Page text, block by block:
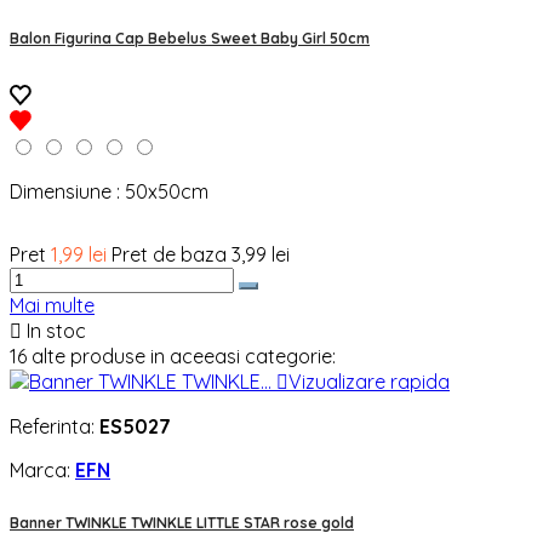
Balon Figurina Cap Bebelus Sweet Baby Girl 50cm
Dimensiune : 50x50cm
Pret 1,99 lei Pret de baza 3,99 lei
Mai multe
 In stoc
16 alte produse in aceeasi categorie:
Vizualizare rapida
Referinta: ES5027
Marca: EFN
Banner TWINKLE TWINKLE LITTLE STAR rose gold